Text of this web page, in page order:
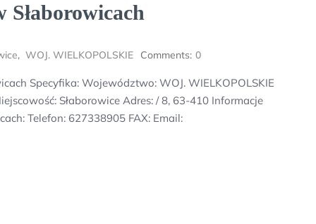
Słaborowicach
, WOJ. WIELKOPOLSKIE Comments: 0
Specyfika: Województwo: WOJ. WIELKOPOLSKIE
Słaborowice Adres: / 8, 63-410 Informacje
Telefon: 627338905 FAX: Email: